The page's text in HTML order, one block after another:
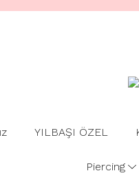
YILBAŞI ÖZEL
Piercing